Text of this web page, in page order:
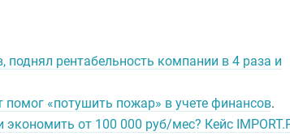
рентабельность компании в 4 раза и
«потушить пожар» в учете финансов.
от 100 000 руб/мес? Кейс